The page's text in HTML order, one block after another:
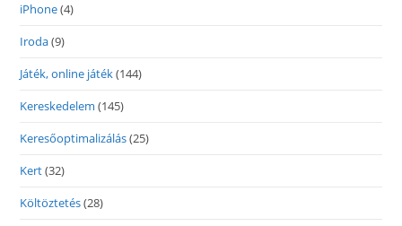
iPhone(4)
Iroda(9)
Játék, online játék(144)
Kereskedelem (145)
Keresőoptimalizálás(25)
Kert(32)
Költöztetés(28)